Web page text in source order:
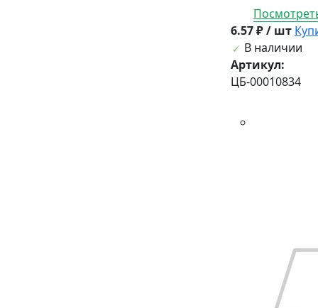
6.57 ₽ / шт
В наличии
Артикул:
ЦБ-00010834